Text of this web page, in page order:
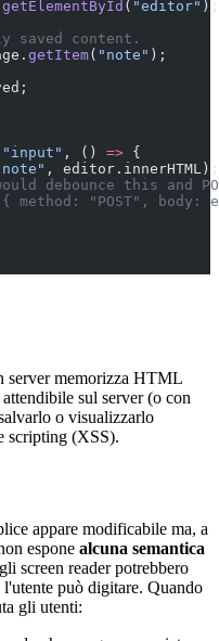
getElementById ( "editor" );
saved content.
getItem( "note" );
"input" , () => {
, editor.innerHTML);
debounce this and
method: "POST", body:
server memorizza HTML
sul server (o con
o visualizzarlo
scripting (XSS).
appare modificabile ma, a
espone alcuna semantica
screen reader potrebbero
può digitare. Quando
gli utenti: